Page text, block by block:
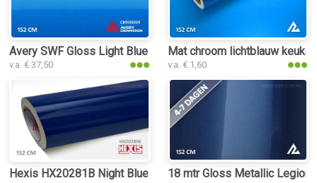
Avery SWF Gloss Light Blue keukenfolie
v.a. € 37,50
Mat chroom lichtblauw
v.a. € 1,60
Hexis HX20281B Night Blue Gloss keukenfolie
18 mtr Gloss Metallic Legion